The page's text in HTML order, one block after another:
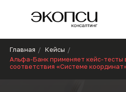
Главная / Кейсы /
Альфа-Банк применяет кейс-тесты
соответствия «Системе